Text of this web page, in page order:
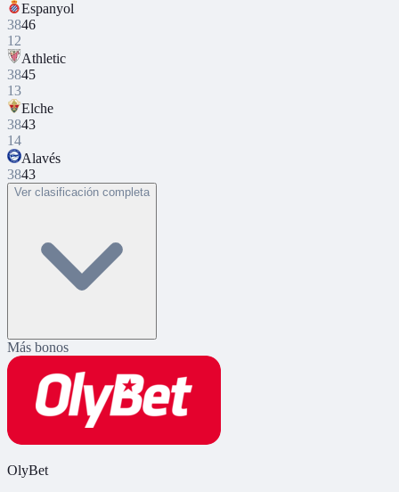
Espanyol
3846
12
Athletic
3845
13
Elche
3843
14
Alavés
3843
Ver clasificación completa
Más bonos
OlyBet